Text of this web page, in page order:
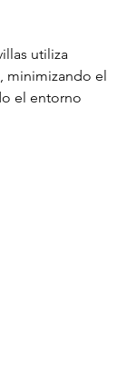
utiliza
minimizando el
el entorno